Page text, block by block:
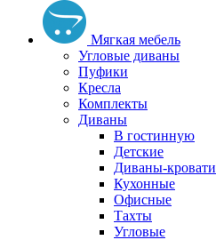
Мягкая мебель
Угловые диваны
Пуфики
Кресла
Комплекты
Диваны
В гостинную
Детские
Диваны-кровати
Кухонные
Офисные
Тахты
Угловые